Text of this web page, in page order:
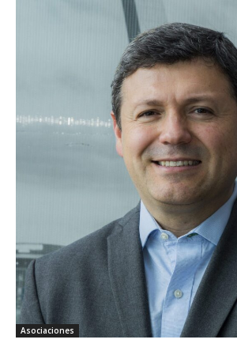
Asociaciones